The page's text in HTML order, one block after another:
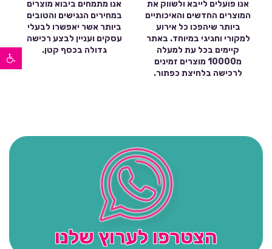
פתח סרגל נגישות
אנו פועלים לייבא ולשווק את
המוצרים החדשים והאיכותיים
ביותר שיהפכו כל אירוע
למקורי וחגיגי במיוחד. באתר
קיימים בכל עת למעלה
מ10000 מוצרים זמינים
לרכישה בלחיצת כפתור.
אנו מתמחים ביבוא מוצרים
במחירים הנגישים והטובים
ביותר אשר יאפשרו לבעלי
עסקים ועניין לבצע רכישה
גדולה בכסף קטן.
הצטרפו לערוץ שלנו